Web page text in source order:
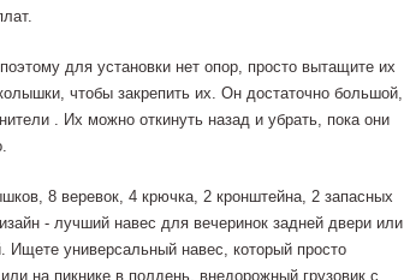
для установки нет опор, просто вытащите их
чтобы закрепить их. Он достаточно большой,
. Их можно откинуть назад и убрать, пока они
8 веревок, 4 крючка, 2 кронштейна, 2 запасных
- лучший навес для вечеринок задней двери или
универсальный навес, который просто
на пикнике в полдень, внедорожный грузовик с